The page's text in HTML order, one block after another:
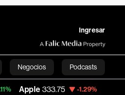
Ingresar
Negocios Podcasts
333.75 -1.29% USD COP